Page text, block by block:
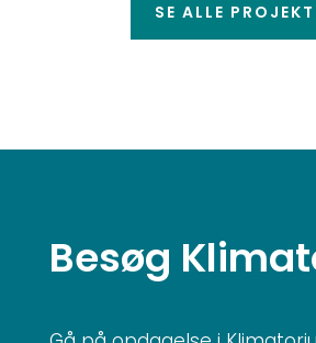
SE ALLE
Besøg